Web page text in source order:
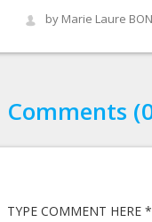
by Marie Laure
Comments
TYPE COMMENT HERE *